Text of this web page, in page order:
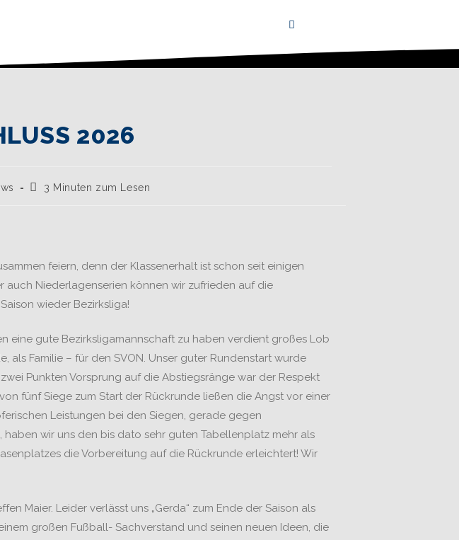
2026
3 Minuten zum Lesen
feiern, denn der Klassenerhalt ist schon seit einigen
auch Niederlagenserien können wir zufrieden auf die
wieder Bezirksliga!
eine gute Bezirksligamannschaft zu haben verdient großes Lob
als Familie – für den SVON. Unser guter Rundenstart wurde
Punkten Vorsprung auf die Abstiegsränge war der Respekt
fünf Siege zum Start der Rückrunde ließen die Angst vor einer
Leistungen bei den Siegen, gerade gegen
wir uns den bis dato sehr guten Tabellenplatz mehr als
die Vorbereitung auf die Rückrunde erleichtert! Wir
Maier. Leider verlässt uns „Gerda“ zum Ende der Saison als
großen Fußball- Sachverstand und seinen neuen Ideen, die